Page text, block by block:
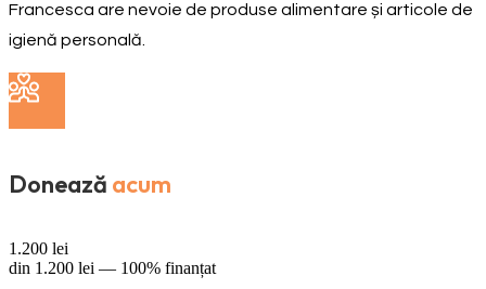
Francesca are nevoie de produse alimentare și articole de
igienă personală.
Donează acum
1.200 lei
din 1.200 lei — 100% finanțat